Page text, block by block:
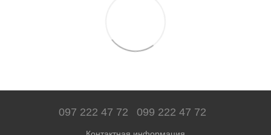
097 222 47 72 099 222 47 72